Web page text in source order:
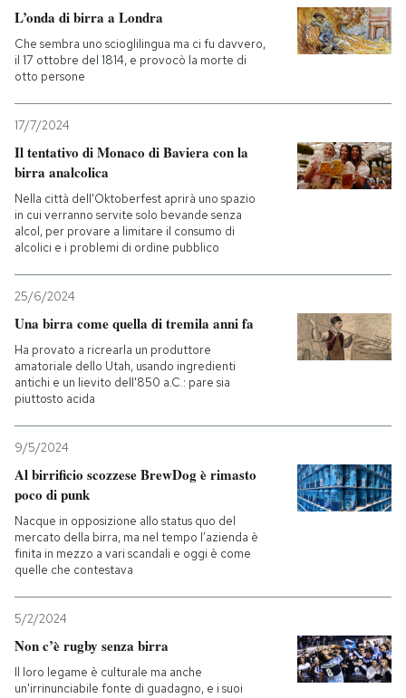
L’onda di birra a Londra
Che sembra uno scioglilingua ma ci fu davvero,
il 17 ottobre del 1814, e provocò la morte di
otto persone
17/7/2024
Il tentativo di Monaco di Baviera con la
birra analcolica
Nella città dell'Oktoberfest aprirà uno spazio
in cui verranno servite solo bevande senza
alcol, per provare a limitare il consumo di
alcolici e i problemi di ordine pubblico
25/6/2024
Una birra come quella di tremila anni fa
Ha provato a ricrearla un produttore
amatoriale dello Utah, usando ingredienti
antichi e un lievito dell'850 a.C.: pare sia
piuttosto acida
9/5/2024
Al birrificio scozzese BrewDog è rimasto
poco di punk
Nacque in opposizione allo status quo del
mercato della birra, ma nel tempo l’azienda è
finita in mezzo a vari scandali e oggi è come
quelle che contestava
5/2/2024
Non c’è rugby senza birra
Il loro legame è culturale ma anche
un'irrinunciabile fonte di guadagno, e i suoi